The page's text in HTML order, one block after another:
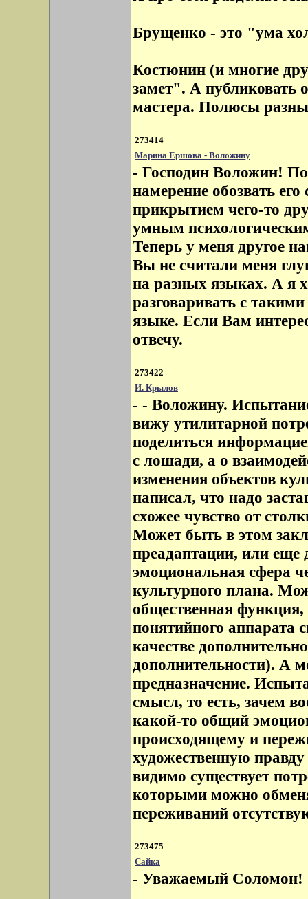
Брущенко - это "ума
Костюнин (и многие
замет". А публиковать
мастера. Полюсы
273414
Марина Ершова - Воложину
- Господин Воложин!
намерение обозвать
прикрытием чего-то
умным
Теперь у меня другое
Вы не считали меня
на разных языках. А я
разговаривать с
языке. Если Вам
отвечу.
273422
И. Крылов
- - Воложину.
вижу утилитарной
поделиться
с лошади, а о
изменения объектов
написал, что надо
схожее чувство от
Может быть в этом
преадаптации, или еще
эмоциональная сфера
культурного плана.
общественная
понятийного аппарата
качестве
дополнительности). А
предназначение.
смысл, то есть, зачем
какой-то общий
происходящему и
художественную
видимо существует
которыми можно
переживаний
273475
Сайка
- Уважаемый Соломон!